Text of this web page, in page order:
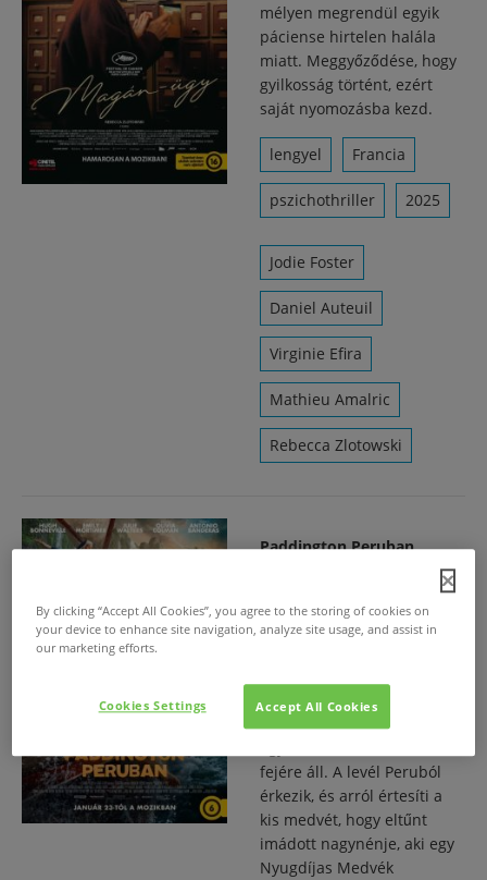
mélyen megrendül egyik
páciense hirtelen halála
miatt. Meggyőződése, hogy
gyilkosság történt, ezért
saját nyomozásba kezd.
lengyel Francia
pszichothriller 2025
Jodie Foster
Daniel Auteuil
Virginie Efira
Mathieu Amalric
Rebecca Zlotowski
Paddington Peruban
Paddingtonnal mindig
történik valami.
Brown család
padlásszobájában, ám kap
fejére áll. A levél Peruból
érkezik, és arról értesíti a
kis medvét, hogy eltűnt
imádott nagynénje, aki egy
Nyugdíjas Medvék
By clicking “Accept All Cookies”, you agree to the storing of cookies on
your device to enhance site navigation, analyze site usage, and assist in
our marketing efforts.
Accept All Cookies
Cookies Settings